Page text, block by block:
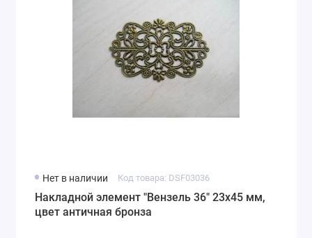
Нет в наличии Код товара: DSF03036
Накладной элемент "Вензель 36" 23х45 мм,
цвет античная бронза